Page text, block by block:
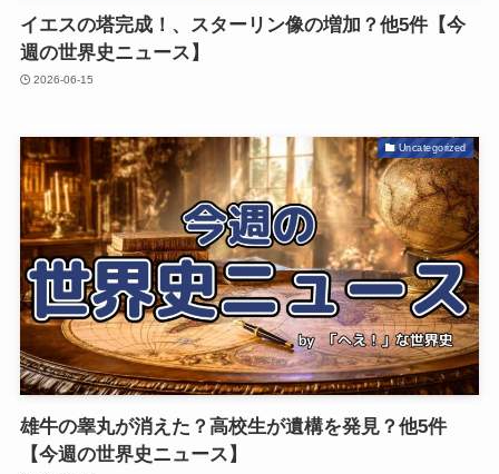
イエスの塔完成！、スターリン像の増加？他5件【今
週の世界史ニュース】
2026-06-15
Uncategorized
雄牛の睾丸が消えた？高校生が遺構を発見？他5件
【今週の世界史ニュース】